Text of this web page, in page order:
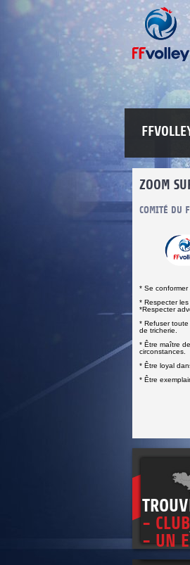
ZOOM
DOCUMENTS UTILES
CLIQUEZ ICI
COMITÉ DU
* Se conformer
* Respecter les
*Respecter
* Refuser
de tricherie.
* Être maître
circonstances.
* Être loyal
* Être
-
- UN